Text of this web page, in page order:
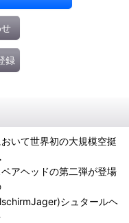
録
いて世界初の大規模空挺
アヘッドの第二弾が登場
シュタールヘ